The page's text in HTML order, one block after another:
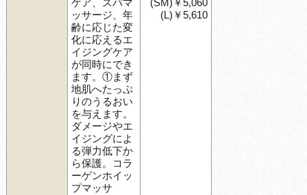
ケア、スパマ
ッサージ、年
齢に応じた変
化に応えるエ
イジングケア
が同時にでき
ます。①まず
地肌へたっぷ
りのうるおい
を与えます。
ダメージやエ
イジングによ
る弾力低下か
ら保護。コラ
ーゲンホイッ
プマッサ
(SM)￥5,060
(L)￥5,610